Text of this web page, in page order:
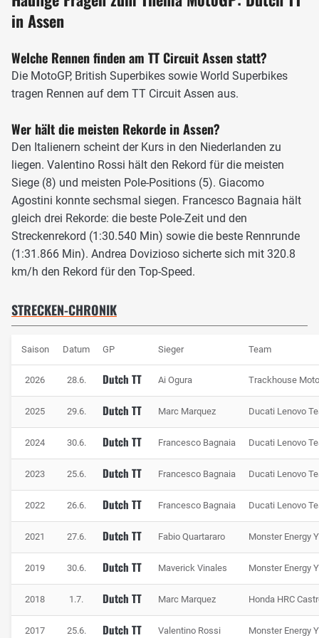
Der TT Circuit in Assen ist eine sehr flüssige Strecke mit wenig Raum für
Fehler, Foto: VR46 Media
Der Kurs wird weiterhin im Uhrzeigersinn befahren, ist nun
14 Meter breit und hat zwölf Rechts- und sechs
Linkskurven. Die längste Gerade misst lediglich 487 Meter.
Die wohl berühmteste Stelle in Assen ist wohl die letzte
Schikane vor der Zielgeraden, wo sich in der Vergangenheit
schon sehr häufig Dramen in der letzten Runde abgespielt
haben. Bis zum Jahr 2015 war Assen das einzige Rennen,
wird aber auch die Dutch TT am Sonntag abgehalten.
Die Statistik zur Dutch TT
Rekordsieger auf dem TT Circuit Assen ist MotoGP-
Legende Valentino Rossi, der die Dutch TT im Laufe der
Jahre insgesamt achtmal gewinnen konnte. 2017 feierte
der 'Doktor' hier auch seinen letzten Grand-Prix-Sieg in der
Motorrad-WM. Hinter ihm folgen Francesco Bagnaia und
konnten. Ansonsten siegte in der MotoGP-Ära nur Casey
Stoner (zwei Siege) mehrfach in Assen. Jack Miller (2016)
und Ai Ogura (2026) gelangen hier ihre ersten MotoGP-
Siege überhaupt. Der erfolgreichste MotoGP-Konstrukteur
auf dem TT Circuit ist Yamaha mit elf Siegen, gefolgt von
und Honda mit sieben und Ducati mit fünf. Aprilia bringt es
in Assen
Welche Rennen finden am TT Circuit Assen statt?
Die MotoGP, British Superbikes sowie World Superbikes
tragen Rennen auf dem TT Circuit Assen aus.
Wer hält die meisten Rekorde in Assen?
Den Italienern scheint der Kurs in den Niederlanden zu
liegen. Valentino Rossi hält den Rekord für die meisten
Siege (8) und meisten Pole-Positions (5). Giacomo
Agostini konnte sechsmal siegen. Francesco Bagnaia hält
gleich drei Rekorde: die beste Pole-Zeit und den
Streckenrekord (1:30.540 Min) sowie die beste Rennrunde
(1:31.866 Min). Andrea Dovizioso sicherte sich mit 320.8
km/h den Rekord für den Top-Speed.
STRECKEN-CHRONIK
Saison Datum GP Sieger Team
2026 28.6. Dutch TT Ai Ogura Trackhouse
2025 29.6. Dutch TT Marc Marquez Ducati Lenovo
2024 30.6. Dutch TT Francesco Bagnaia Ducati Lenovo
2023 25.6. Dutch TT Francesco Bagnaia Ducati Lenovo
2022 26.6. Dutch TT Francesco Bagnaia Ducati Lenovo
2021 27.6. Dutch TT Fabio Quartararo Monster Energy
2019 30.6. Dutch TT Maverick Vinales Monster Energy
2018 1.7. Dutch TT Marc Marquez Honda HRC
2017 25.6. Dutch TT Valentino Rossi Monster Energy